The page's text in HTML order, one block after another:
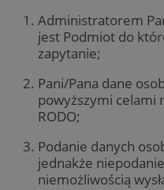
Administratorem
jest Podmiot do
zapytanie;
Pani/Pana dane
powyższymi celami
RODO;
Podanie danych
jednakże
niemożliwością